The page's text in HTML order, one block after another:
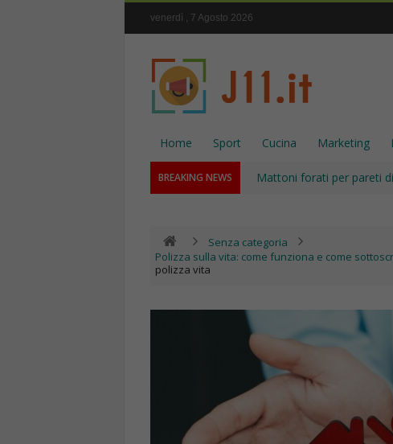
venerdì , 7 Agosto 2026
Home Sport Cucina Marketing
BREAKING NEWS Mattoni forati per pareti
Senza categoria
Polizza sulla vita: come funziona e come
polizza vita